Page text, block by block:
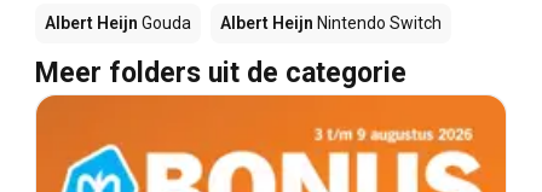
Albert Heijn Gouda Albert Heijn Nintendo Switch
Meer folders uit de categorie